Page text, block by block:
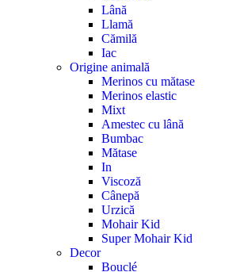
Lână
Llamă
Cămilă
Iac
Origine animală
Merinos cu mătase
Merinos elastic
Mixt
Amestec cu lână
Bumbac
Mătase
In
Viscoză
Cânepă
Urzică
Mohair Kid
Super Mohair Kid
Decor
Bouclé